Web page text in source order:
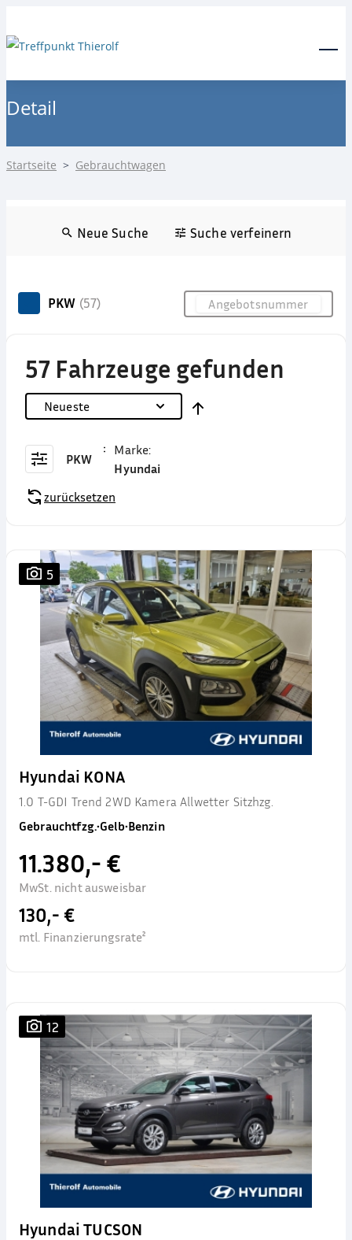
Detail
Startseite > Gebrauchtwagen
Neue Suche Suche verfeinern
PKW (57)
57 Fahrzeuge gefunden
Neueste
PKW
Marke:
Hyundai
zurücksetzen
5
Hyundai KONA
1.0 T-GDI Trend 2WD Kamera Allwetter Sitzhzg.
Gebrauchtfzg.•Gelb•Benzin
11.380,- €
MwSt. nicht ausweisbar
130,- €
mtl. Finanzierungsrate²
12
Hyundai TUCSON